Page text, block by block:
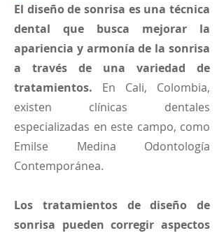
El diseño de sonrisa es una técnica
dental que busca mejorar la
apariencia y armonía de la sonrisa
a través de una variedad de
tratamientos. En Cali, Colombia,
existen clínicas dentales
especializadas en este campo, como
Emilse Medina Odontología
Contemporánea.
Los tratamientos de diseño de
sonrisa pueden corregir aspectos